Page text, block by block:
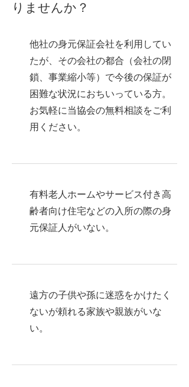
りませんか？
他社の身元保証会社を利用してい
たが、その会社の都合（会社の閉
鎖、事業縮小等）で今後の保証が
困難な状況におちいっている方。
お気軽に当協会の無料相談をご利
用ください。
有料老人ホームやサービス付き高
齢者向け住宅などの入所の際の身
元保証人がいない。
遠方の子供や孫に迷惑をかけたく
ないが頼れる家族や親族がいな
い。